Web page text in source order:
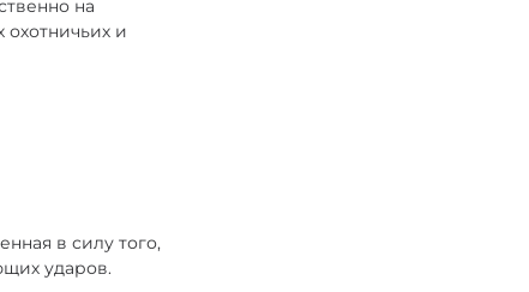
на
и
в силу того,
ударов.